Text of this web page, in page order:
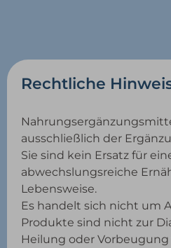
Rechtliche
ausschließlich der
Sie sind kein Ersatz für
abwechslungsreiche
Lebensweise.
Es handelt sich nicht um
Produkte sind nicht zur
Heilung oder